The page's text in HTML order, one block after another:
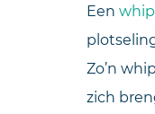
Een
Zo’n
zich